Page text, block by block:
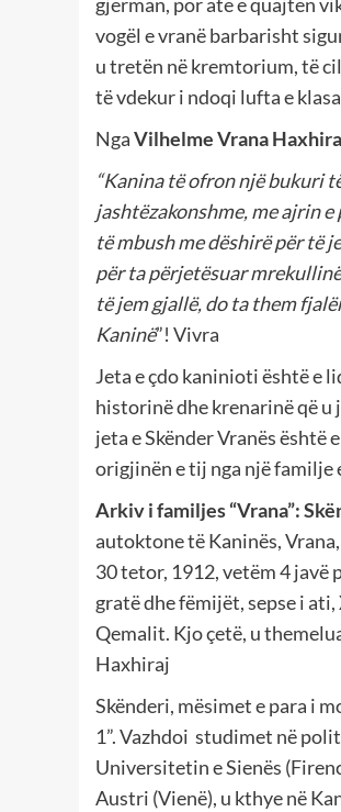
vogël e vranë barbarisht
u tretën në kremtorium, të
të vdekur i ndoqi lufta e
NgaVilhelme Vrana
“Kanina të ofron një bukuri
jashtëzakonshme, me ajrin
të mbush me dëshirë për të
për ta përjetësuar
të jem gjallë, do ta them
Kaninë”! Vivra
Jeta e çdo kaninioti është e
historinë dhe krenarinë që u
jeta e Skënder Vranës është
origjinën e tij nga një
Arkiv i familjes “Vrana”:
autoktone të Kaninës,
30 tetor, 1912, vetëm 4 javë
gratë dhe fëmijët, sepse i
Qemalit. Kjo çetë, u
Haxhiraj
Skënderi, mësimet e para i
1”. Vazhdoi studimet në
Universitetin e Sienës
Austri (Vienë), u kthye në